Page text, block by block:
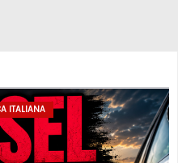
ITALIANA